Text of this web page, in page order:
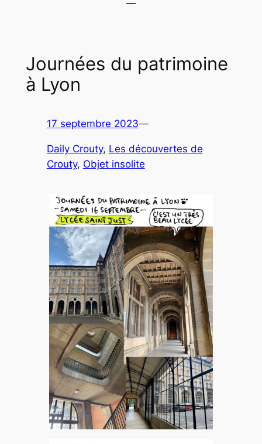
Journées du patrimoine
à Lyon
17 septembre 2023—
Daily Crouty, Les découvertes de
Crouty, Objet insolite